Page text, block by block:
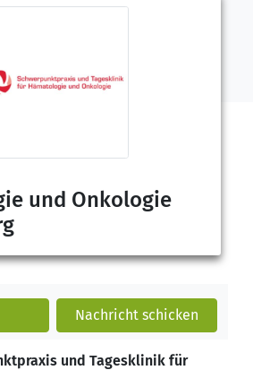
und Onkologie
Nachricht schicken
und Tagesklinik für